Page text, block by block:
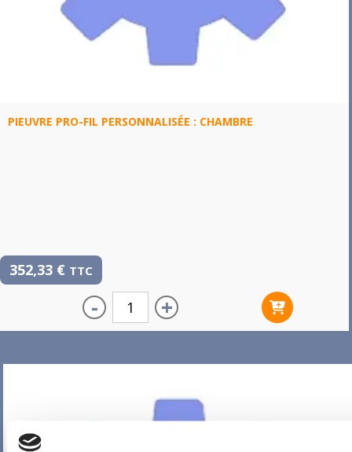
PIEUVRE PRO-FIL PERSONNALISÉE : CHAMBRE
352,33 € TTC
- +